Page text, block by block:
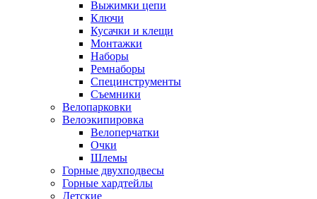
Выжимки цепи
Ключи
Кусачки и клещи
Монтажки
Наборы
Ремнаборы
Специнструменты
Съемники
Велопарковки
Велоэкипировка
Велоперчатки
Очки
Шлемы
Горные двухподвесы
Горные хардтейлы
Детские